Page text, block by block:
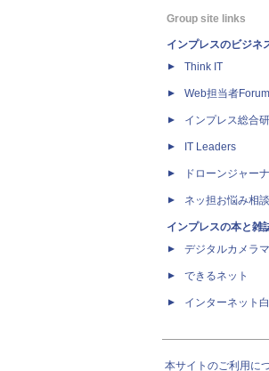
Group site links
インプレスのビジネ
Think IT
Web担当者Forum
インプレス総合
IT Leaders
ドローンジャー
ネッ担お悩み相
インプレスの本と雑
デジタルカメラ
できるネット
インターネット
本サイトのご利用に